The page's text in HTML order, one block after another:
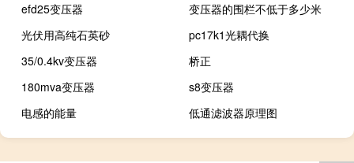
efd25变压器
变压器的围栏不低于多少米
光伏用高纯石英砂
pc17k1光耦代换
35/0.4kv变压器
桥正
180mva变压器
s8变压器
电感的能量
低通滤波器原理图